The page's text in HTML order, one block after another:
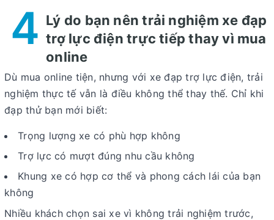
4 Lý do bạn nên trải nghiệm xe đạp
trợ lực điện trực tiếp thay vì mua
online
Dù mua online tiện, nhưng với xe đạp trợ lực điện, trải
nghiệm thực tế vẫn là điều không thể thay thế. Chỉ khi
đạp thử bạn mới biết:
Trọng lượng xe có phù hợp không
Trợ lực có mượt đúng nhu cầu không
Khung xe có hợp cơ thể và phong cách lái của bạn
không
Nhiều khách chọn sai xe vì không trải nghiệm trước,